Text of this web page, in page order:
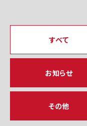
すべて
お知らせ
その他